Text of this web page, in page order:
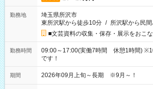
勤務地
埼玉県所沢市
東所沢駅から徒歩10分 / 所沢駅から民
■文芸資料の収集・保存・展示をおこ
勤務時間
09:00～17:00(実働7時間 休憩1時間)
です！
期間 2026年09月上旬～長期 ※9月～！